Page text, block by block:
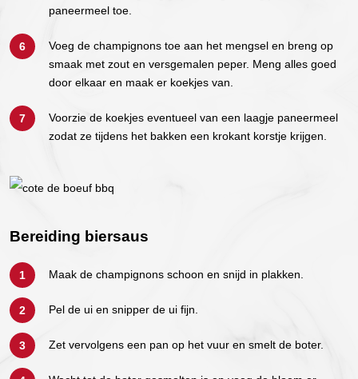
paneermeel toe.
Voeg de champignons toe aan het mengsel en breng op
smaak met zout en versgemalen peper. Meng alles goed
door elkaar en maak er koekjes van.
Voorzie de koekjes eventueel van een laagje paneermeel
zodat ze tijdens het bakken een krokant korstje krijgen.
Bereiding biersaus
Maak de champignons schoon en snijd in plakken.
Pel de ui en snipper de ui fijn.
Zet vervolgens een pan op het vuur en smelt de boter.